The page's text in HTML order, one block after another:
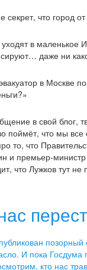
секрет, что город
уходят в маленькое
даже ни
в Москве
в свой блог,
поймёт, что мы
то, что
и премьер-
что Лужков тут
позорный
И пока Госдума
кто нас